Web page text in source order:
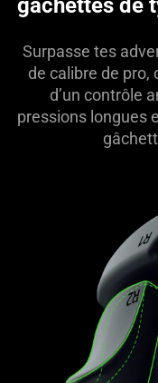
this
animation
what
gâchettes de
Surpasse tes
de calibre de pro,
d’un contrôle
pressions longues